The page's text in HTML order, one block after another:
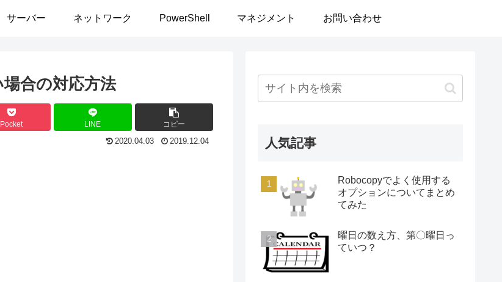
サーバー ネットワーク PowerShell マネジメント お問い合わせ
合の対応方法
Pocket LINE コピー
2020.04.03 2019.12.04 人気記事
Robocopyでよく使用する
オプションについてまとめ
てみた
曜日の数え方、第〇曜日っ
ていつ？